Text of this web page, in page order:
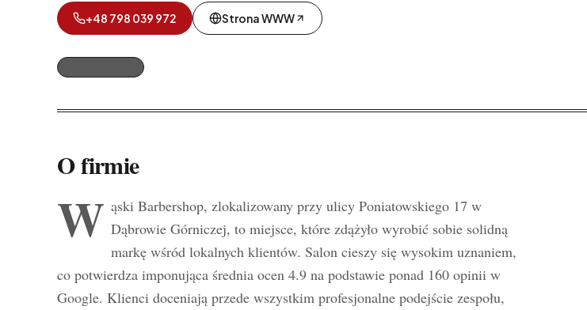
+48 798 039 972 Strona WWW
O firmie
W ąski Barbershop, zlokalizowany przy ulicy Poniatowskiego 17 w
Dąbrowie Górniczej, to miejsce, które zdążyło wyrobić sobie solidną
markę wśród lokalnych klientów. Salon cieszy się wysokim uznaniem,
co potwierdza imponująca średnia ocen 4.9 na podstawie ponad 160 opinii w
Google. Klienci doceniają przede wszystkim profesjonalne podejście zespołu,